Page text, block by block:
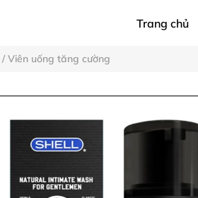
Trang chủ
/ Viên uống tăng cường